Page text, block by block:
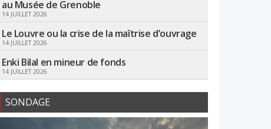
au Musée de Grenoble
14 JUILLET 2026
Le Louvre ou la crise de la maîtrise d’ouvrage
14 JUILLET 2026
Enki Bilal en mineur de fonds
14 JUILLET 2026
SONDAGE